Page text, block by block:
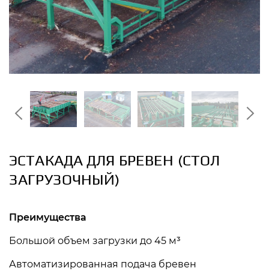
ЭСТАКАДА ДЛЯ БРЕВЕН (СТОЛ
ЗАГРУЗОЧНЫЙ)
Преимущества
Большой объем загрузки до 45 м³
Автоматизированная подача бревен